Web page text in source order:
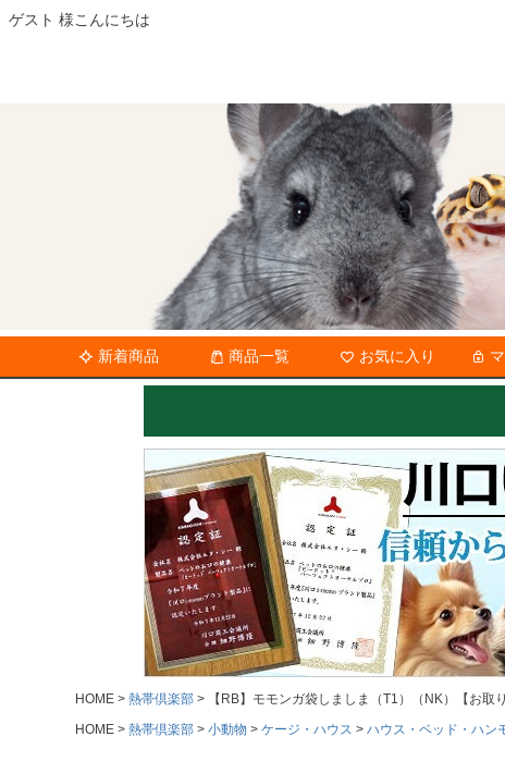
ゲスト 様こんにちは
新着商品 商品一覧 お気に入り
HOME 熱帯倶楽部
【RB】モモンガ袋しましま（T1）（NK）【お取
HOME
熱帯倶楽部 小動物 ケージ・ハウス ハウス・ベッド・ハン